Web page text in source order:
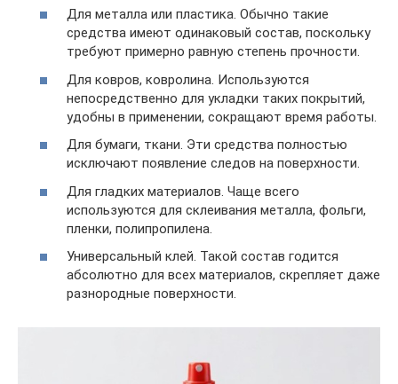
Для металла или пластика. Обычно такие
средства имеют одинаковый состав, поскольку
требуют примерно равную степень прочности.
Для ковров, ковролина. Используются
непосредственно для укладки таких покрытий,
удобны в применении, сокращают время работы.
Для бумаги, ткани. Эти средства полностью
исключают появление следов на поверхности.
Для гладких материалов. Чаще всего
используются для склеивания металла, фольги,
пленки, полипропилена.
Универсальный клей. Такой состав годится
абсолютно для всех материалов, скрепляет даже
разнородные поверхности.